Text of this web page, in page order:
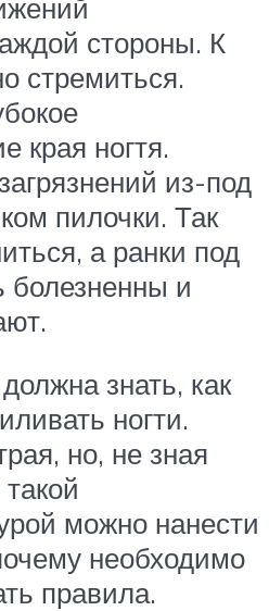
стороны. К
стремиться.
края ногтя.
из-под
пилочки. Так
а ранки под
болезненны и
знать, как
ногти.
но, не зная
можно нанести
необходимо
правила.